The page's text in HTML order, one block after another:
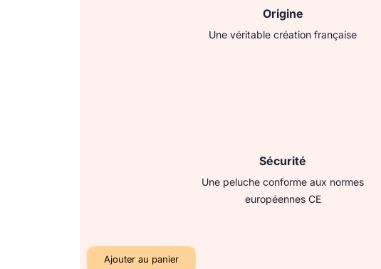
Origine
Une véritable création française
Sécurité
Une peluche conforme aux normes
européennes CE
Ajouter au panier